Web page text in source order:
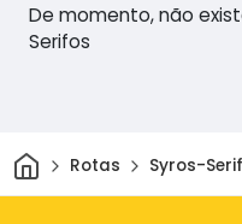
De momento, não
Serifos
CasaRotas Syros-